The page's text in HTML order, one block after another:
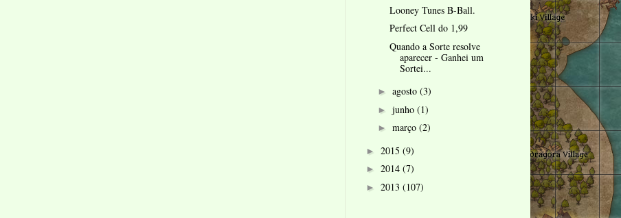
Looney Tunes B-Ball.
Perfect Cell do 1,99
Quando a Sorte resolve
aparecer - Ganhei um
Sortei...
► agosto (3)
► junho (1)
► março (2)
► 2015 (9)
► 2014 (7)
► 2013 (107)